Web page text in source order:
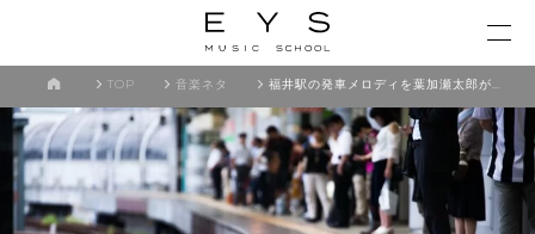
TOP 音楽ネタ 福井駅の発車メロディを葉加瀬太郎が作曲。各地の発車メロディ一を一挙紹介！